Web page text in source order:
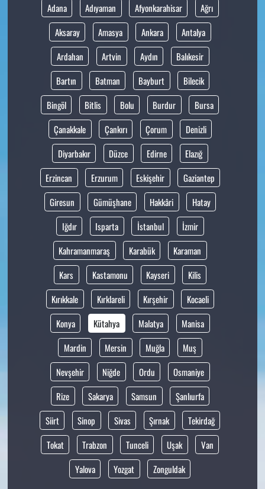
Adana Adıyaman Afyonkarahisar
Ağrı
Aksaray
Amasya Ankara
Antalya
Ardahan
Artvin Aydın
Balıkesir
Bartın
Batman Bayburt
Bilecik
Bingöl
Bitlis Bolu Burdur
Bursa
Çanakkale
Çankırı Çorum
Denizli
Diyarbakır
Düzce Edirne
Elazığ
Erzincan
Erzurum Eskişehir
Gaziantep
Giresun
Gümüşhane Hakkâri
Hatay
Iğdır
Isparta İstanbul
İzmir
Kahramanmaraş
Karabük
Karaman
Kars
Kastamonu Kayseri
Kilis
Kırıkkale
Kırklareli Kırşehir
Kocaeli
Konya
Kütahya Malatya
Manisa
Mardin
Mersin Muğla
Muş
Nevşehir
Niğde Ordu
Osmaniye
Rize
Sakarya Samsun
Şanlıurfa
Siirt
Sinop Sivas Şırnak
Tekirdağ
Tokat
Trabzon Tunceli Uşak
Van
Yalova
Yozgat Zonguldak